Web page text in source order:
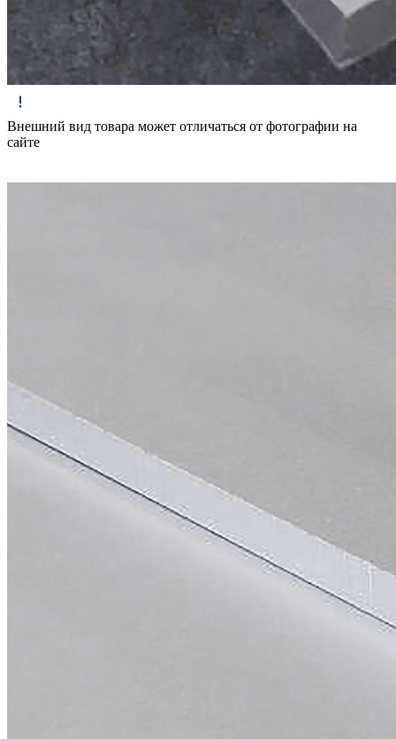
Внешний вид товара может отличаться от фотографии на
сайте